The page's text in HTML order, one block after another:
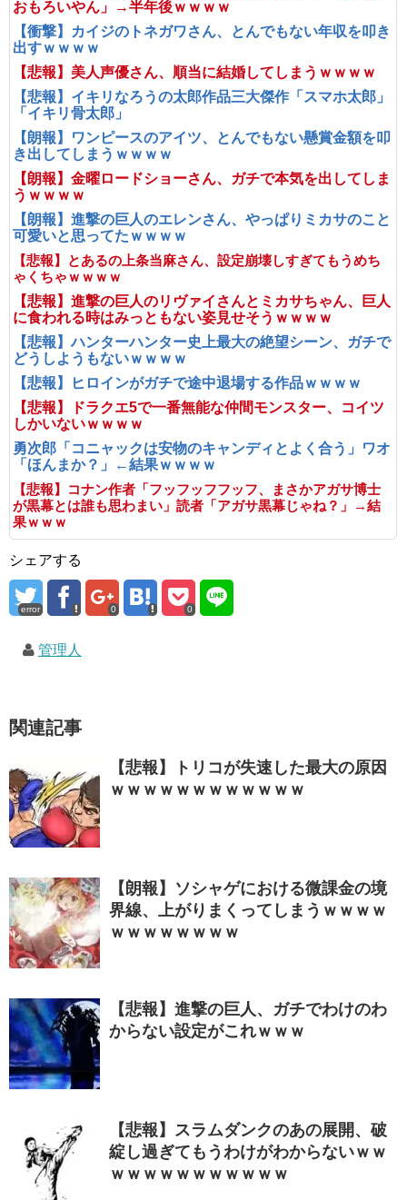
おもろいやん」→半年後ｗｗｗｗ
【衝撃】カイジのトネガワさん、とんでもない年収を叩き
出すｗｗｗｗ
【悲報】美人声優さん、順当に結婚してしまうｗｗｗｗ
【悲報】イキリなろうの太郎作品三大傑作「スマホ太郎」
「イキリ骨太郎」
【朗報】ワンピースのアイツ、とんでもない懸賞金額を叩
き出してしまうｗｗｗｗ
【朗報】金曜ロードショーさん、ガチで本気を出してしま
うｗｗｗｗ
【朗報】進撃の巨人のエレンさん、やっぱりミカサのこと
可愛いと思ってたｗｗｗｗ
【悲報】とあるの上条当麻さん、設定崩壊しすぎてもうめち
ゃくちゃｗｗｗｗ
【悲報】進撃の巨人のリヴァイさんとミカサちゃん、巨人
に食われる時はみっともない姿見せそうｗｗｗｗ
【悲報】ハンターハンター史上最大の絶望シーン、ガチで
どうしようもないｗｗｗｗ
【悲報】ヒロインがガチで途中退場する作品ｗｗｗｗ
【悲報】ドラクエ5で一番無能な仲間モンスター、コイツ
しかいないｗｗｗｗ
勇次郎「コニャックは安物のキャンディとよく合う」ワオ
「ほんまか？」←結果ｗｗｗｗ
【悲報】コナン作者「フッフッフフッフ、まさかアガサ博士
が黒幕とは誰も思わまい」読者「アガサ黒幕じゃね？」→結
果ｗｗｗ
シェアする
error 0 0
管理人
関連記事
【悲報】トリコが失速した最大の原因
ｗｗｗｗｗｗｗｗｗｗｗｗ
【朗報】ソシャゲにおける微課金の境
界線、上がりまくってしまうｗｗｗｗ
ｗｗｗｗｗｗｗｗ
【悲報】進撃の巨人、ガチでわけのわ
からない設定がこれｗｗｗ
【悲報】スラムダンクのあの展開、破
綻し過ぎてもうわけがわからないｗｗ
ｗｗｗｗｗｗｗｗｗｗｗ